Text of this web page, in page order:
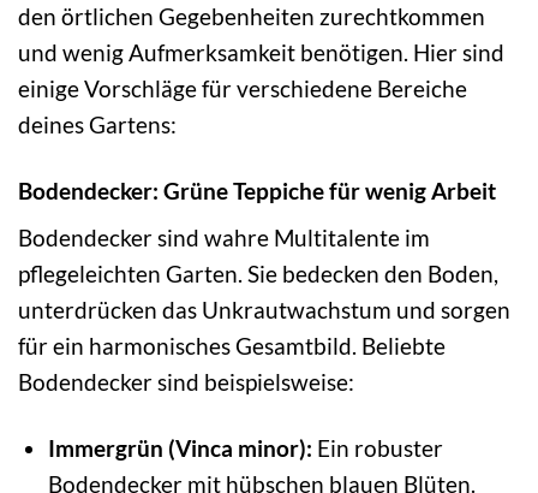
den örtlichen Gegebenheiten zurechtkommen
und wenig Aufmerksamkeit benötigen. Hier sind
einige Vorschläge für verschiedene Bereiche
deines Gartens:
Bodendecker: Grüne Teppiche für wenig Arbeit
Bodendecker sind wahre Multitalente im
pflegeleichten Garten. Sie bedecken den Boden,
unterdrücken das Unkrautwachstum und sorgen
für ein harmonisches Gesamtbild. Beliebte
Bodendecker sind beispielsweise:
Immergrün (Vinca minor): Ein robuster
Bodendecker mit hübschen blauen Blüten.